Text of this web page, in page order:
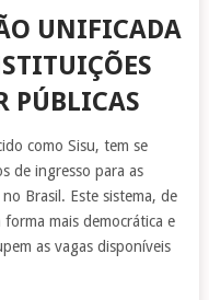
UNIFICADA
PÚBLICAS
como Sisu, tem se
de ingresso para as
Brasil. Este sistema, de
mais democrática e
as vagas disponíveis